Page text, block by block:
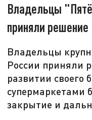
Владельцы
приняли решение
Владельцы
России приняли
развитии своего
супермаркетами
закрытие и